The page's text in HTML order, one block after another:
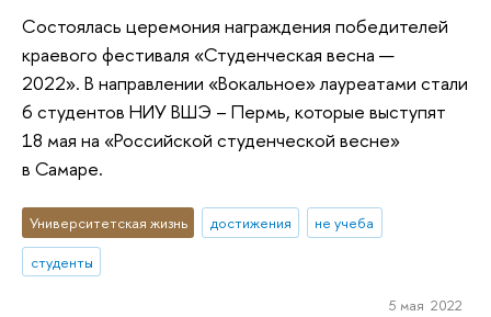
Состоялась церемония награждения победителей
краевого фестиваля «Студенческая весна —
2022». В направлении «Вокальное» лауреатами стали
6 студентов НИУ ВШЭ – Пермь, которые выступят
18 мая на «Российской студенческой весне»
в Самаре.
Университетская жизнь достижения
не учеба
студенты
5 мая 2022